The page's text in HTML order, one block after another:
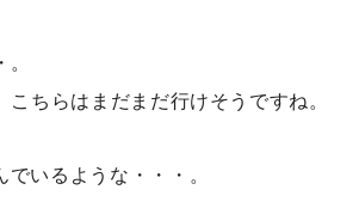
こちらはまだまだ行けそうですね。
いるような・・・。